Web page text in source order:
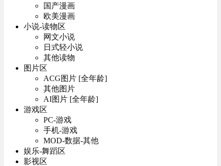
国产漫画
欧美漫画
小说-读物区
网文小说
日式轻小说
其他读物
图片区
ACG图片 [全年龄]
其他图片
AI图片 [全年龄]
游戏区
PC-游戏
手机-游戏
MOD-数据-其他
娱乐-舞蹈区
影视区